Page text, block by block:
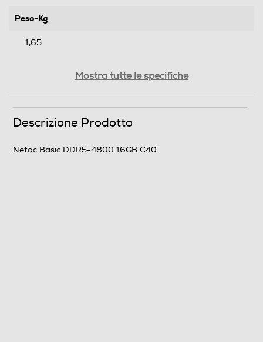
Peso-Kg
1,65
Informazioni sulla sicurezza del prodotto
Mostra tutte le specifiche
Descrizione Prodotto
Netac Basic DDR5-4800 16GB C40